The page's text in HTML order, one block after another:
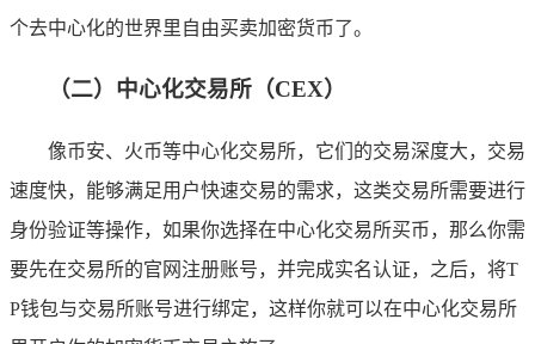
个去中心化的世界里自由买卖加密货币了。
（二）中心化交易所（CEX）
像币安、火币等中心化交易所，它们的交易深度大，交易
速度快，能够满足用户快速交易的需求，这类交易所需要进行
身份验证等操作，如果你选择在中心化交易所买币，那么你需
要先在交易所的官网注册账号，并完成实名认证，之后，将T
P钱包与交易所账号进行绑定，这样你就可以在中心化交易所